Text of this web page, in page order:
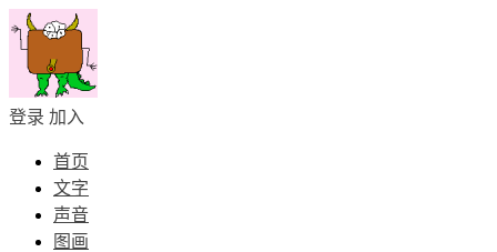
登录 加入
首页
文字
声音
图画